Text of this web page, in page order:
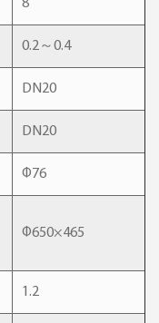
8
0.2～0.4
DN20
DN20
Φ76
Φ650×465
1.2